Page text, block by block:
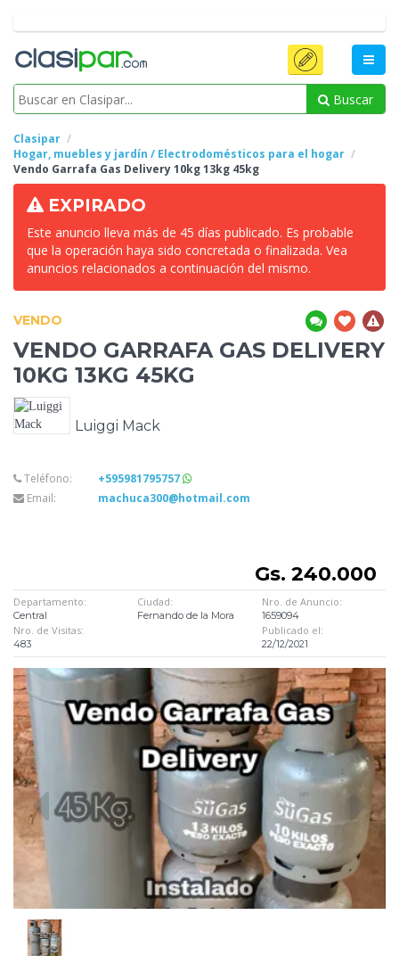
Buscar
Clasipar
Hogar, muebles y jardín / Electrodomésticos para el hogar
Vendo Garrafa Gas Delivery 10kg13kg 45kg
EXPIRADO
Este anuncio lleva más de 45 días publicado. Es probable
que la operación haya sido concretada o finalizada. Vea
anuncios relacionados a continuación del mismo.
VENDO
VENDO GARRAFA GAS DELIVERY
10KG 13KG 45KG
Luiggi Mack
Teléfono:
+595981795757
Email:
machuca300@hotmail.com
Gs. 240.000
Departamento:
Central
Ciudad:
Fernando de la Mora
Nro. de Anuncio:
1659094
Nro. de Visitas:
483
Publicado el:
22/12/2021